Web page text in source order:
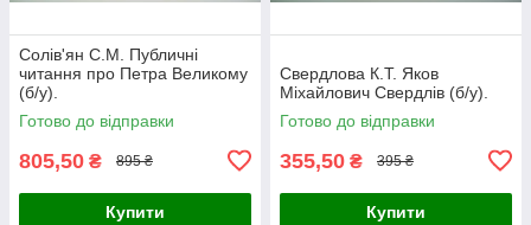
Солів'ян С.М. Публичні
читання про Петра Великому
(б/у).
Готово до відправки
805,50 ₴ 895 ₴
Купити
Свердлова К.Т. Яков
Міхайлович Свердлів (б/у).
Готово до відправки
355,50 ₴ 395 ₴
Купити